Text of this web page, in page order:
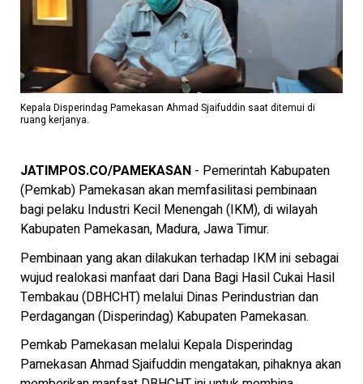
Kepala Disperindag Pamekasan Ahmad Sjaifuddin saat ditemui di
ruang kerjanya.
JATIMPOS.CO/PAMEKASAN - Pemerintah Kabupaten
(Pemkab) Pamekasan akan memfasilitasi pembinaan
bagi pelaku Industri Kecil Menengah (IKM), di wilayah
Kabupaten Pamekasan, Madura, Jawa Timur.
Pembinaan yang akan dilakukan terhadap IKM ini sebagai
wujud realokasi manfaat dari Dana Bagi Hasil Cukai Hasil
Tembakau (DBHCHT) melalui Dinas Perindustrian dan
Perdagangan (Disperindag) Kabupaten Pamekasan.
Pemkab Pamekasan melalui Kepala Disperindag
Pamekasan Ahmad Sjaifuddin mengatakan, pihaknya akan